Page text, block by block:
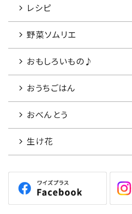
レシピ
野菜ソムリエ
おもしろいもの♪
おうちごはん
おべんとう
生け花